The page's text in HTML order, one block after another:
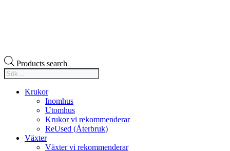
Products search
Krukor
Inomhus
Utomhus
Krukor vi rekommenderar
ReUsed (Återbruk)
Växter
Växter vi rekommenderar